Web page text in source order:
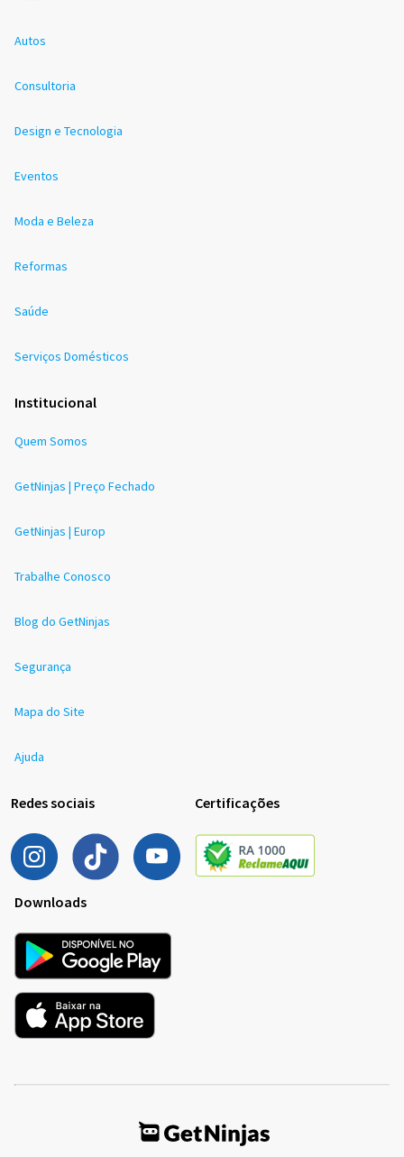
Autos
Consultoria
Design e Tecnologia
Eventos
Moda e Beleza
Reformas
Saúde
Serviços Domésticos
Institucional
Quem Somos
GetNinjas | Preço Fechado
GetNinjas | Europ
Trabalhe Conosco
Blog do GetNinjas
Segurança
Mapa do Site
Ajuda
Redes sociais Certificações
Downloads